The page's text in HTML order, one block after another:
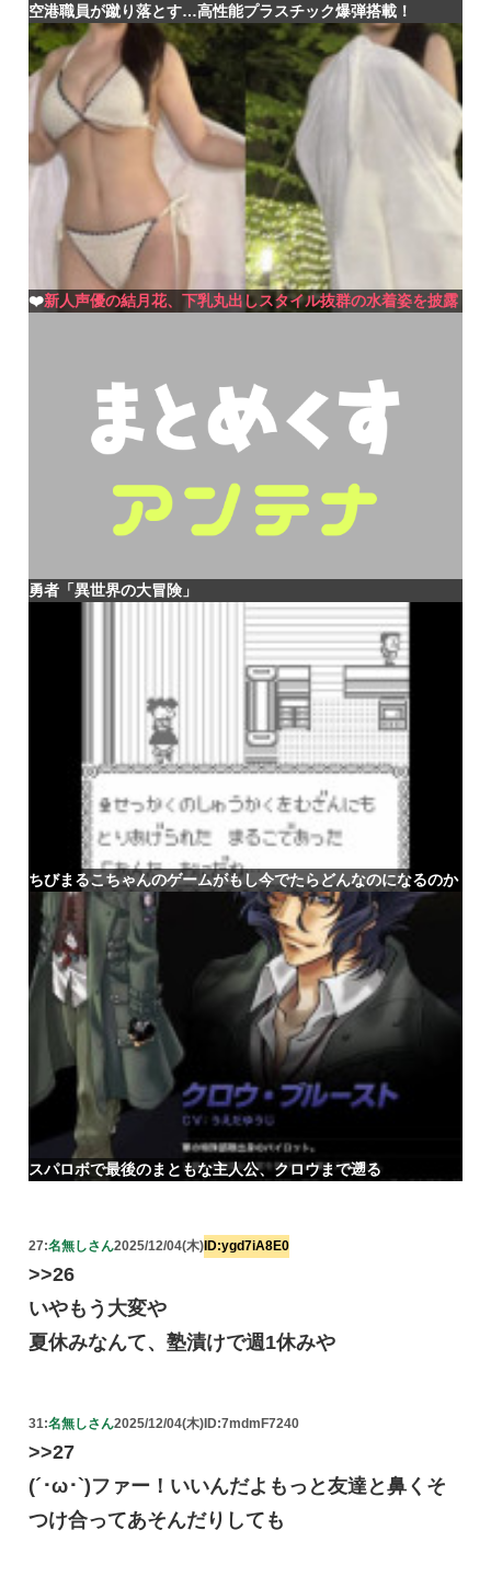
空港職員が蹴り落とす…高性能プラスチック爆弾搭載！
❤️新人声優の結月花、下乳丸出しスタイル抜群の水着姿を披露
勇者「異世界の大冒険」
ちびまるこちゃんのゲームがもし今でたらどんなのになるのか
スパロボで最後のまともな主人公、クロウまで遡る
27:名無しさん2025/12/04(木)ID:ygd7iA8E0
>>26
いやもう大変や
夏休みなんて、塾漬けで週1休みや
31:名無しさん2025/12/04(木) ID:7mdmF7240
>>27
(´･ω･`)ファー！いいんだよもっと友達と鼻くそ
つけ合ってあそんだりしても